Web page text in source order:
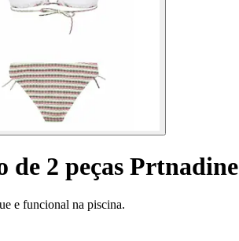
2 peças Prtnadine
e funcional na piscina.